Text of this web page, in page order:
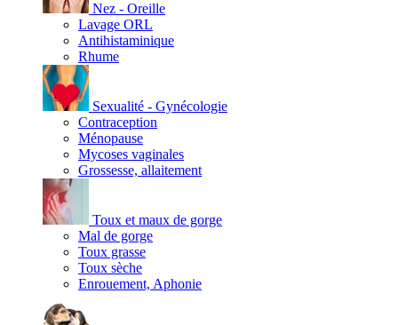
Nez - Oreille
Lavage ORL
Antihistaminique
Rhume
Sexualité - Gynécologie
Contraception
Ménopause
Mycoses vaginales
Grossesse, allaitement
Toux et maux de gorge
Mal de gorge
Toux grasse
Toux sèche
Enrouement, Aphonie